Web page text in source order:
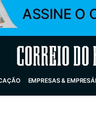
ASSINE O
Correio do
EMPRESAS &